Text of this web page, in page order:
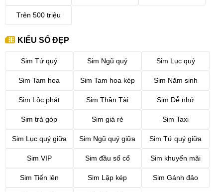
Trên 500 triệu
KIỂU SỐ ĐẸP
Sim Tứ quý Sim Ngũ quý Sim Lục quý
Sim Tam hoa Sim Tam hoa kép Sim Năm sinh
Sim Lộc phát Sim Thần Tài Sim Dễ nhớ
Sim trả góp Sim giá rẻ Sim Taxi
Sim Lục quý giữa Sim Ngũ quý giữa Sim Tứ quý giữa
Sim VIP Sim đầu số cổ Sim khuyến mãi
Sim Tiến lên Sim Lặp kép Sim Gánh đảo